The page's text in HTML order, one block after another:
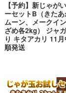
【予約】新じゃが
ーセットB（きた
ムーン、メークイ
ざめ各2kg） ジャ
り キタアカリ 11
順発送